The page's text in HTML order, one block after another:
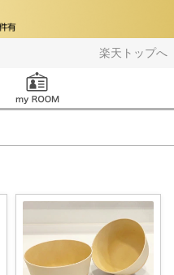
楽天トップへ